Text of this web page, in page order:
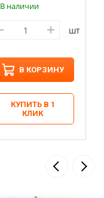
В наличии
шт
В КОРЗИНУ
КУПИТЬ В 1
КЛИК